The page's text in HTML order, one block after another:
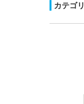
カテゴリ